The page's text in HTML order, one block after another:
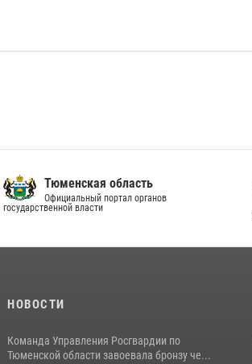
Тюменская область
Официальный портал органов
государственной власти
НОВОСТИ
Команда Управления Росгвардии по
Тюменской области завоевала бронзу че...